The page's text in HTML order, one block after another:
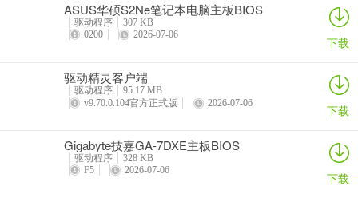
ASUS华硕S2Ne笔记本电脑主板BIOS
驱动程序
307 KB
0200
2026-07-06 下载
驱动精灵客户端
驱动程序
95.17 MB
v9.70.0.104官方正式版
2026-07-06 下载
Gigabyte技嘉GA-7DXE主板BIOS
驱动程序
328 KB
F5
2026-07-06 下载